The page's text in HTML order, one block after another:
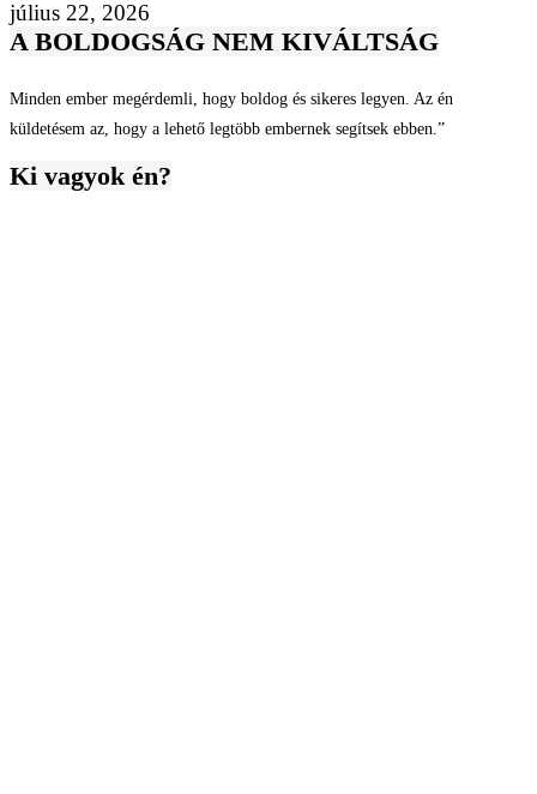
július 22, 2026
A BOLDOGSÁG NEM KIVÁLTSÁG
Minden ember megérdemli, hogy boldog és sikeres legyen. Az én
küldetésem az, hogy a lehető legtöbb embernek segítsek ebben.”
Ki vagyok én?